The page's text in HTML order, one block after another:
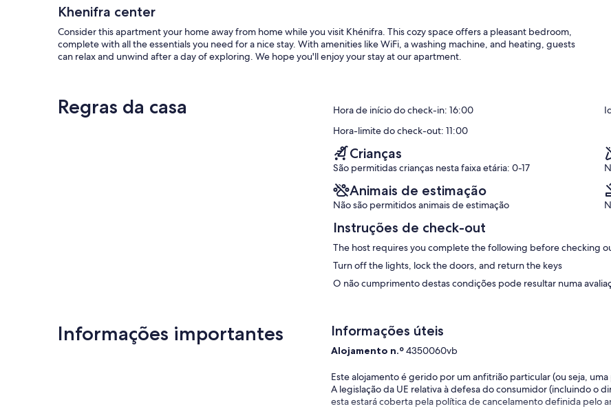
Khenifra center
Consider this apartment your home away from home while you visit Khénifra. This cozy space offers a pleasant bedroom,
complete with all the essentials you need for a nice stay. With amenities like WiFi, a washing machine, and heating, guests
can relax and unwind after a day of exploring. We hope you'll enjoy your stay at our apartment.
Regras da casa Hora de início do check-in: 16:00
Hora-limite do check-out: 11:00
Crianças
São permitidas crianças nesta faixa etária: 0-17
Animais de estimação
Não são permitidos animais de estimação
Instruções de check-out
The host requires you complete the following before checking
Turn off the lights, lock the doors, and return the keys
O não cumprimento destas condições pode resultar numa
Informações importantes Informações úteis
Alojamento n.º4350060vb
Este alojamento é gerido por um anfitrião particular (ou seja,
A legislação da UE relativa à defesa do consumidor (incluindo o
esta estará coberta pela política de cancelamento definida pelo